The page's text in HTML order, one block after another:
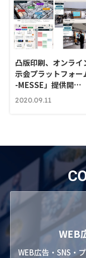
凸版印刷、オンライ
示会プラットフォー
-MESSE」提供開…
2020.09.11
WEB
WEB広告・SNS・